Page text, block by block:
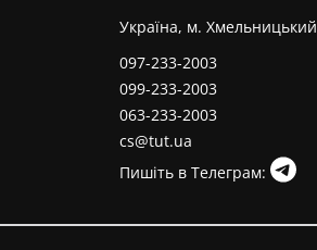
Україна, м. Хмельницький
097-233-2003
099-233-2003
063-233-2003
cs@tut.ua
Пишіть в Телеграм: